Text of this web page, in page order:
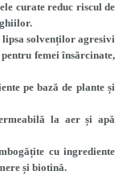
curate reduc riscul de
lipsa solvenților agresivi
femei însărcinate,
pe bază de plante și
la aer și apă
cu ingrediente
și biotină.